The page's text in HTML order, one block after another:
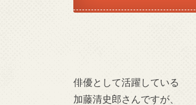
俳優として活躍している
加藤清史郎さんですが、